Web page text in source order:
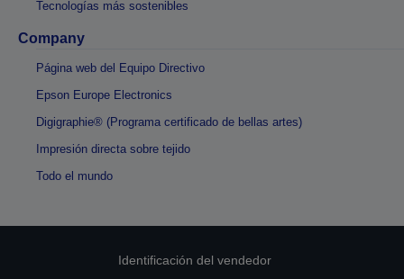
Tecnologías más sostenibles
Company
Página web del Equipo Directivo
Epson Europe Electronics
Digigraphie® (Programa certificado de bellas artes)
Impresión directa sobre tejido
Todo el mundo
Identificación del vendedor